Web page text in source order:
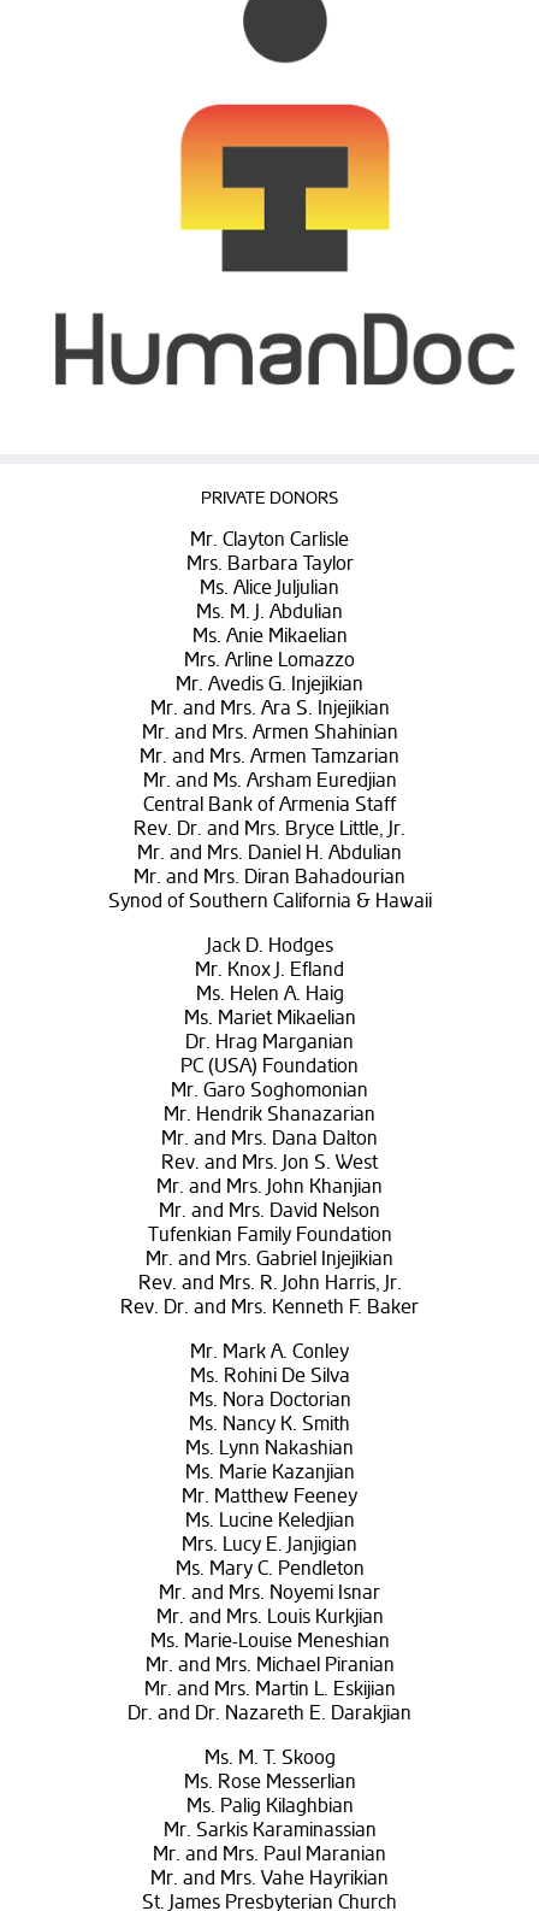
PRIVATE DONORS
Mr. Clayton Carlisle
Mrs. Barbara Taylor
Ms. Alice Juljulian
Ms. M. J. Abdulian
Ms. Anie Mikaelian
Mrs. Arline Lomazzo
Mr. Avedis G. Injejikian
Mr. and Mrs. Ara S. Injejikian
Mr. and Mrs. Armen Shahinian
Mr. and Mrs. Armen Tamzarian
Mr. and Ms. Arsham Euredjian
Central Bank of Armenia Staff
Rev. Dr. and Mrs. Bryce Little, Jr.
Mr. and Mrs. Daniel H. Abdulian
Mr. and Mrs. Diran Bahadourian
Synod of Southern California & Hawaii
Jack D. Hodges
Mr. Knox J. Efland
Ms. Helen A. Haig
Ms. Mariet Mikaelian
Dr. Hrag Marganian
PC (USA) Foundation
Mr. Garo Soghomonian
Mr. Hendrik Shanazarian
Mr. and Mrs. Dana Dalton
Rev. and Mrs. Jon S. West
Mr. and Mrs. John Khanjian
Mr. and Mrs. David Nelson
Tufenkian Family Foundation
Mr. and Mrs. Gabriel Injejikian
Rev. and Mrs. R. John Harris, Jr.
Rev. Dr. and Mrs. Kenneth F. Baker
Mr. Mark A. Conley
Ms. Rohini De Silva
Ms. Nora Doctorian
Ms. Nancy K. Smith
Ms. Lynn Nakashian
Ms. Marie Kazanjian
Mr. Matthew Feeney
Ms. Lucine Keledjian
Mrs. Lucy E. Janjigian
Ms. Mary C. Pendleton
Mr. and Mrs. Noyemi Isnar
Mr. and Mrs. Louis Kurkjian
Ms. Marie-Louise Meneshian
Mr. and Mrs. Michael Piranian
Mr. and Mrs. Martin L. Eskijian
Dr. and Dr. Nazareth E. Darakjian
Ms. M. T. Skoog
Ms. Rose Messerlian
Ms. Palig Kilaghbian
Mr. Sarkis Karaminassian
Mr. and Mrs. Paul Maranian
Mr. and Mrs. Vahe Hayrikian
St. James Presbyterian Church